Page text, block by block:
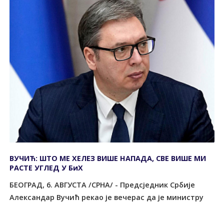
ВУЧИЋ: ШТО МЕ ХЕЛЕЗ ВИШЕ НАПАДА, СВЕ ВИШЕ МИ
РАСТЕ УГЛЕД У БиХ
БЕОГРАД, 6. АВГУСТА /СРНА/ - Предсједник Србије
Александар Вучић рекао је вечерас да је министру